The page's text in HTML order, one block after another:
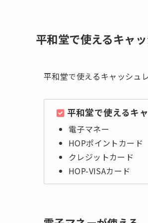
平和堂で使えるキャ
平和堂で使えるキャッシュ
平和堂で使えるキ
電子マネー
HOPポイントカード
クレジットカード
HOP-VISAカード